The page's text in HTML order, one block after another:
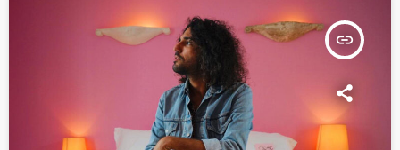
insert_link